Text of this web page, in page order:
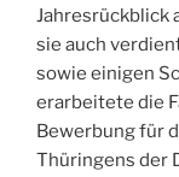
Jahresrückblick
sie auch
sowie einigen
erarbeitete die
Bewerbung für
Thüringens der